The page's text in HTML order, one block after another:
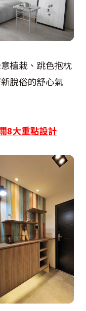
植栽、跳色抱枕
脫俗的舒心氣
8大重點設計